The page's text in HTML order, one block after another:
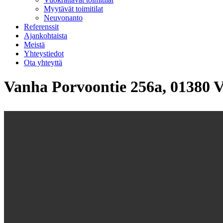
Myytävät toimitilat
Neuvonanto
Referenssit
Ajankohtaista
Meistä
Yhteystiedot
Ota yhteyttä
Vanha Porvoontie 256a, 01380